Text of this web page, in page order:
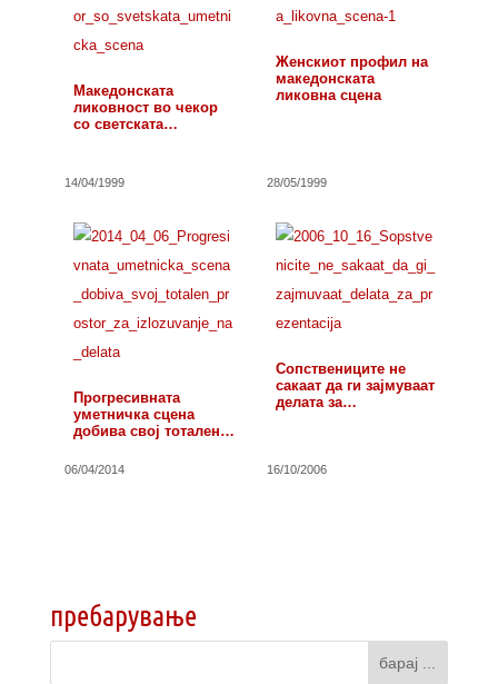
Македонската
ликовност во чекор
со светската
14/04/1999
Женскиот профил на
македонската
ликовна сцена
28/05/1999
Прогресивната
уметничка сцена
добива свој тотален…
06/04/2014
Сопствениците не
сакаат да ги зајмуваат
делата за…
16/10/2006
пребарување